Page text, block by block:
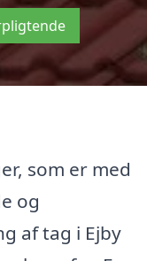
som er med
og
af tag i Ejby